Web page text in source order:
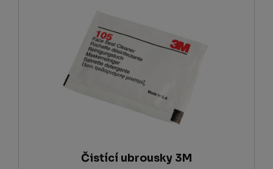
Čistící ubrousky 3M